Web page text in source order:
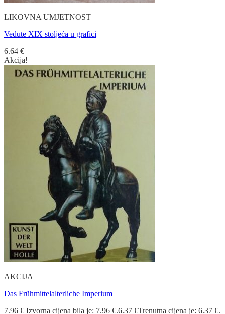
LIKOVNA UMJETNOST
Vedute XIX stoljeća u grafici
6.64 €
Akcija!
AKCIJA
Das Frühmittelalterliche Imperium
7.96€ Izvorna cijena bila je: 7.96 €.6.37 €Trenutna cijena je: 6.37 €.